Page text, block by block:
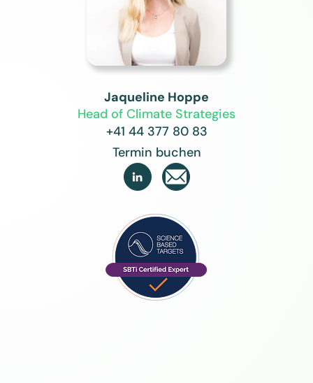
Jaqueline Hoppe
Head of Climate Strategies
+41 44 377 80 83
Termin buchen
